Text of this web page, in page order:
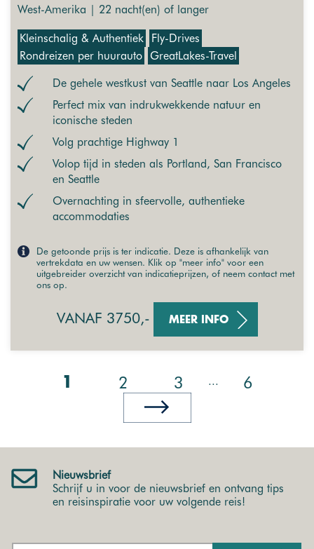
West-Amerika | 22 nacht(en) of langer
Kleinschalig & Authentiek
Fly-Drives
Rondreizen per huurauto GreatLakes-Travel
De gehele westkust van Seattle naar Los Angeles
Perfect mix van indrukwekkende natuur en
iconische steden
Volg prachtige Highway 1
Volop tijd in steden als Portland, San Francisco
en Seattle
Overnachting in sfeervolle, authentieke
accommodaties
De getoonde prijs is ter indicatie. Deze is afhankelijk van
vertrekdata en uw wensen. Klik op "meer info" voor een
uitgebreider overzicht van indicatieprijzen, of neem contact met
ons op.
VANAF 3750,- MEER INFO
1 2 3 ... 6
Nieuwsbrief
Schrijf u in voor de nieuwsbrief en ontvang tips
en reisinspiratie voor uw volgende reis!